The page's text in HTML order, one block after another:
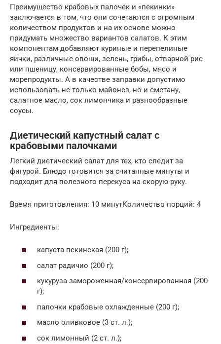
Преимущество крабовых палочек и «пекинки»
заключается в том, что они сочетаются с огромным
количеством продуктов и на их основе можно
придумать множество вариантов салатов. К этим
компонентам добавляют куриные и перепелиные
яички, различные овощи, зелень, грибы, отварной рис
или пшеницу, консервированные бобы, мясо и
морепродукты. А в качестве заправки допустимо
использовать не только майонез, но и сметану,
салатное масло, сок лимончика и разнообразные
соусы.
Диетический капустный салат с
крабовыми палочками
Легкий диетический салат для тех, кто следит за
фигурой. Блюдо готовится за считанные минуты и
подходит для полезного перекуса на скорую руку.
Время приготовления: 10 минутКоличество порций: 4
Ингредиенты:
капуста пекинская (200 г);
салат радичио (200 г);
кукуруза замороженная/консервированная (200
г);
палочки крабовые охлажденные (200 г);
масло оливковое (3 ст. л.);
сок лимонный (2 ст. л.);